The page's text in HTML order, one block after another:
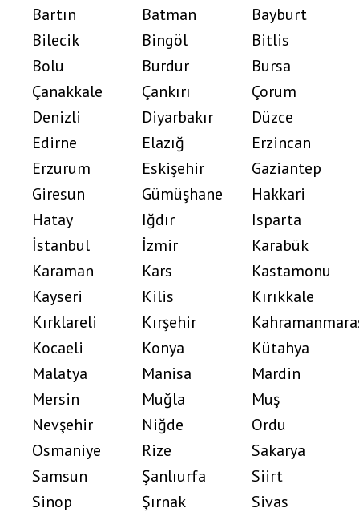
Bartın
Batman
Bayburt
Bilecik
Bingöl
Bitlis
Bolu
Burdur
Bursa
Çanakkale
Çankırı
Çorum
Denizli
Diyarbakır
Düzce
Edirne
Elazığ
Erzincan
Erzurum
Eskişehir
Gaziantep
Giresun
Gümüşhane
Hakkari
Hatay
Iğdır
Isparta
İstanbul
İzmir
Karabük
Karaman
Kars
Kastamonu
Kayseri
Kilis
Kırıkkale
Kırklareli
Kırşehir
Kocaeli
Konya
Kütahya
Malatya
Manisa
Mardin
Mersin
Muğla
Muş
Nevşehir
Niğde
Ordu
Osmaniye
Rize
Sakarya
Samsun
Şanlıurfa
Siirt
Sinop
Şırnak
Sivas